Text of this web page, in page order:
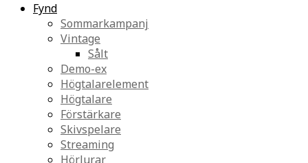
Fynd
Sommarkampanj
Vintage
Sålt
Demo-ex
Högtalarelement
Högtalare
Förstärkare
Skivspelare
Streaming
Hörlurar